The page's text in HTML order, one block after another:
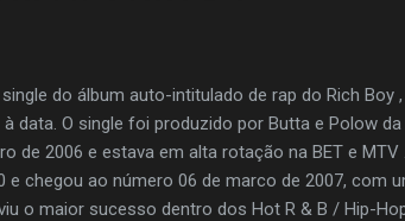
do álbum auto-intitulado de rap do Rich Boy
data. O single foi produzido por Butta e Polow da
de 2006 e estava em alta rotação na BET e MTV
e chegou ao número 06 de marco de 2007, com
o maior sucesso dentro dos Hot R & B / Hip-